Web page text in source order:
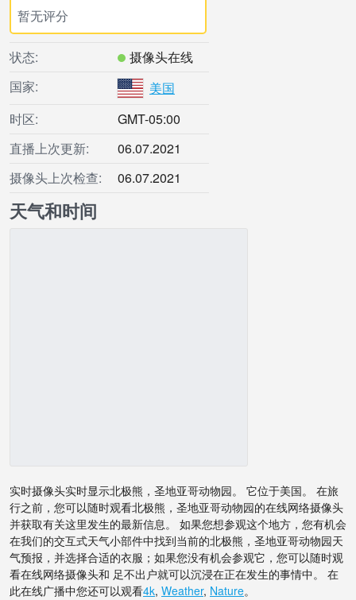
暂无评分
状态:
摄像头在线
国家:
美国
时区:
GMT-05:00
直播上次更新:
06.07.2021
摄像头上次检查:
06.07.2021
天气和时间
实时摄像头实时显示北极熊，圣地亚哥动物园。 它位于美国。 在旅
行之前，您可以随时观看北极熊，圣地亚哥动物园的在线网络摄像头
并获取有关这里发生的最新信息。 如果您想参观这个地方，您有机会
在我们的交互式天气小部件中找到当前的北极熊，圣地亚哥动物园天
气预报，并选择合适的衣服；如果您没有机会参观它，您可以随时观
看在线网络摄像头和 足不出户就可以沉浸在正在发生的事情中。 在
此在线广播中您还可以观看4k, Weather, Nature。